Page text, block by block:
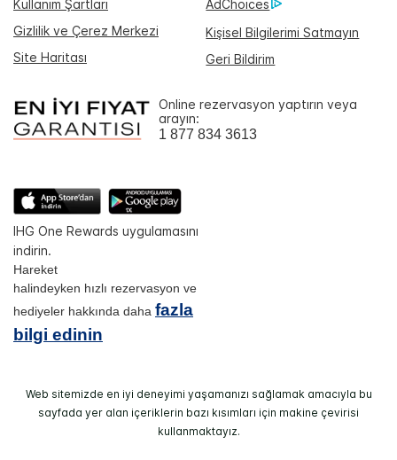
Kullanım Şartları
AdChoices
Gizlilik ve Çerez Merkezi
Kişisel Bilgilerimi Satmayın
Site Haritası
Geri Bildirim
Online rezervasyon yaptırın veya
arayın:
1 877 834 3613
IHG One Rewards uygulamasını
indirin.
Hareket
halindeyken hızlı rezervasyon ve
hediyeler hakkında daha fazla
bilgi edinin
Web sitemizde en iyi deneyimi yaşamanızı sağlamak amacıyla bu
sayfada yer alan içeriklerin bazı kısımları için makine çevirisi
kullanmaktayız.